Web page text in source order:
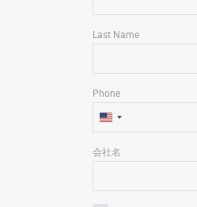
Last Name
U
i
Phone
会社名